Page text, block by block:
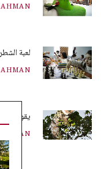
لعبة
يقوم